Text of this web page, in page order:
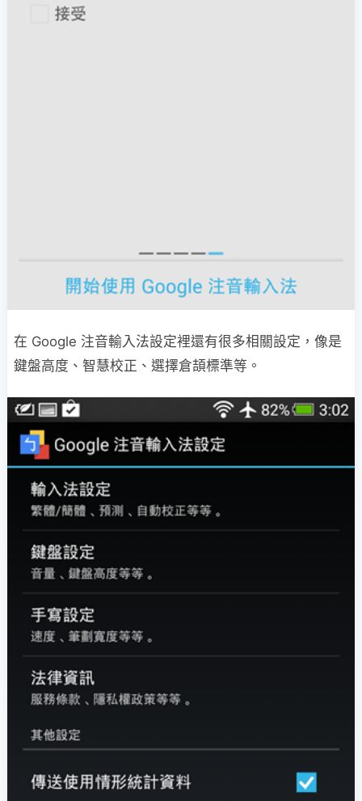
在 Google 注音輸入法設定裡還有很多相關設定，像是
鍵盤高度、智慧校正、選擇倉頡標準等。